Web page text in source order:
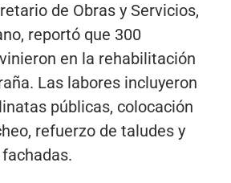
de Obras y Servicios,
reportó que 300
en la rehabilitación
Las labores incluyeron
públicas, colocación
refuerzo de taludes y